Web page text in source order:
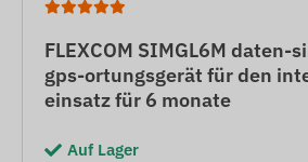
FLEXCOM SIMGL6M daten-
gps-ortungsgerät für den
einsatz für 6 monate
Auf Lager